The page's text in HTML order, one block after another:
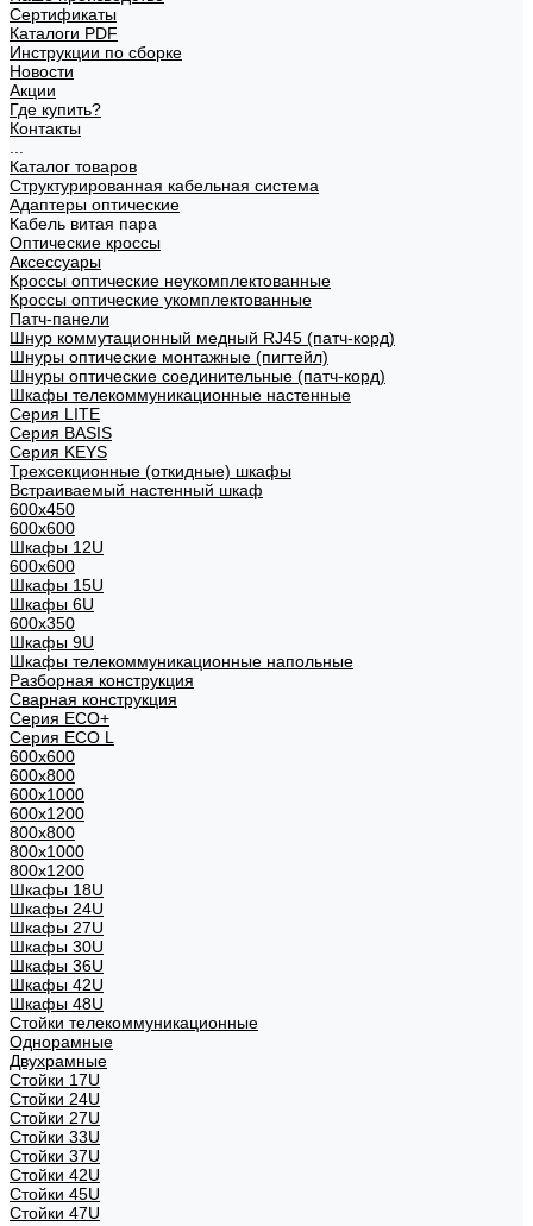
Сертификаты
Каталоги PDF
Инструкции по сборке
Новости
Акции
Где купить?
Контакты
Каталог товаров
Структурированная кабельная система
Адаптеры оптические
Кабель витая пара
Оптические кроссы
Аксессуары
Кроссы оптические неукомплектованные
Кроссы оптические укомплектованные
Патч-панели
Шнур коммутационный медный RJ45 (патч-корд)
Шнуры оптические монтажные (пигтейл)
Шнуры оптические соединительные (патч-корд)
Шкафы телекоммуникационные настенные
Cерия LITE
Cерия BASIS
Cерия KEYS
Трехсекционные (откидные) шкафы
Встраиваемый настенный шкаф
600x450
600x600
Шкафы 12U
600x600
Шкафы 15U
Шкафы 6U
600x350
Шкафы 9U
Шкафы телекоммуникационные напольные
Разборная конструкция
Сварная конструкция
Серия ECO+
Серия ECO L
600x600
600x800
600х1000
600х1200
800x800
800х1000
800х1200
Шкафы 18U
Шкафы 24U
Шкафы 27U
Шкафы 30U
Шкафы 36U
Шкафы 42U
Шкафы 48U
Стойки телекоммуникационные
Однорамные
Двухрамные
Стойки 17U
Стойки 24U
Стойки 27U
Стойки 33U
Стойки 37U
Стойки 42U
Стойки 45U
Стойки 47U